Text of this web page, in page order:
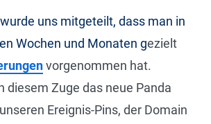
uns mitgeteilt, dass man in
Wochen und Monaten gezielt
vorgenommen hat.
diesem Zuge das neue Panda
Ereignis-Pins, der Domain